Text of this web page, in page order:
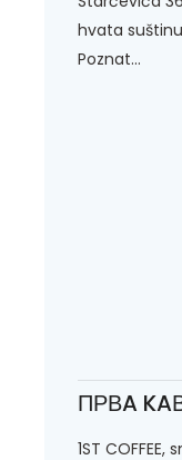
hvata
Poznat...
ПРВA
1ST